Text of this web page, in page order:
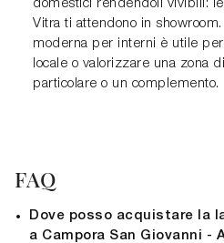
domestici rendendoli vivibili:
Vitra ti attendono in showroom.
moderna per interni è utile
locale o valorizzare una zona
particolare o un complemento.
FAQ
Dove posso acquistare la
a Campora San Giovanni -